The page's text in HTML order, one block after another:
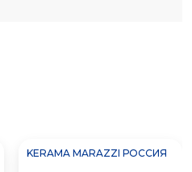
KERAMA MARAZZI РОССИЯ